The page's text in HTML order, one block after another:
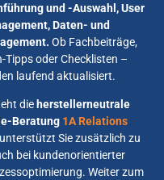
und -Auswahl, User
Daten- und
Ob Fachbeiträge,
Tipps oder Checklisten –
laufend aktualisiert.
die herstellerneutrale
Beratung 1A Relations
Sie zusätzlich zu
bei kundenorientierter
Weiter zum